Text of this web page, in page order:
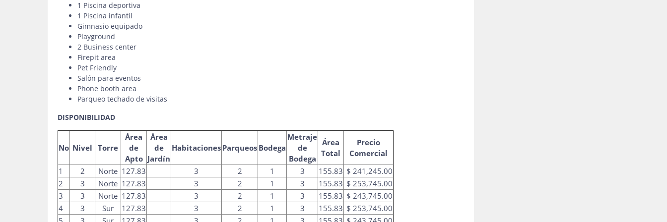
1 Piscina deportiva
1 Piscina infantil
Gimnasio equipado
Playground
2 Business center
Firepit area
Pet Friendly
Salón para eventos
Phone booth area
Parqueo techado de visitas
DISPONIBILIDAD
No Nivel Torre
Área
de
Apto
Área
de
Jardín
Habitaciones Parqueos Bodega
Metraje
de
Bodega
Área
Total
Precio
Comercial
1
2 Norte 127.83 3 2 1 3 155.83 $ 241,245.00
2
3 Norte 127.83 3 2 1 3 155.83 $ 253,745.00
3
3 Norte 127.83 3 2 1 3 155.83 $ 243,745.00
4
3 Sur 127.83 3 2 1 3 155.83 $ 253,745.00